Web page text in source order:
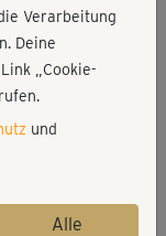
Kissen, Gurt
Verarbeitung
Deine
„Cookie-
und
Alle